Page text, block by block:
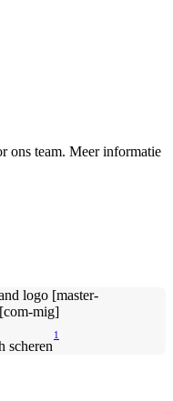
ons team. Meer informatie
scheren
1